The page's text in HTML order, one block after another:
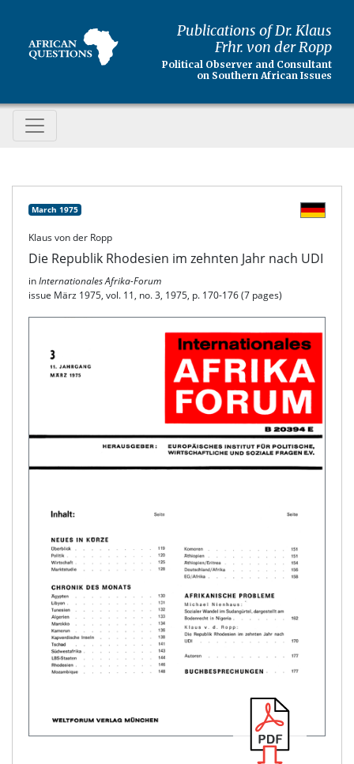
Publications of Dr. Klaus
Frhr. von der Ropp
Political Observer and Consultant
on Southern African Issues
March 1975
Klaus von der Ropp
Die Republik Rhodesien im zehnten Jahr nach UDI
inInternationales Afrika-Forum
issue März 1975, vol. 11, no. 3, 1975, p. 170-176 (7 pages)